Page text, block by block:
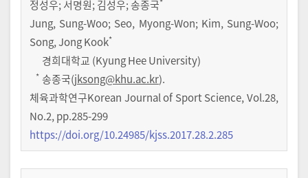
정성우;서명원;김성우;송종국
Jung, Sung-Woo; Seo, Myong-Won; Kim, Sung-Woo;
Song, Jong Kook*
경희대학교 (Kyung Hee University)
* 송종국(jksong@khu.ac.kr).
체육과학연구Korean Journal of Sport Science,Vol.28,
No.2,pp.285-299
https://doi.org/10.24985/kjss.2017.28.2.285